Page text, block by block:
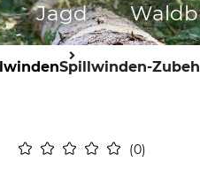
Jagd
Spillwinden-
0